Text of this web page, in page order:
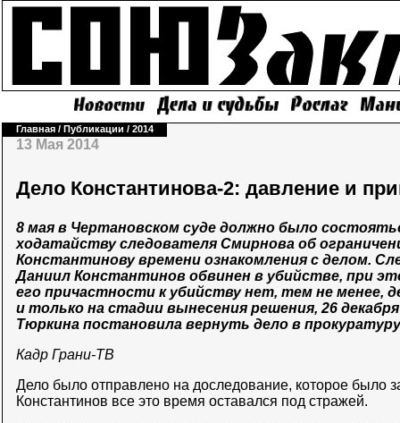
Главная / Публикации / 2014
13 Мая 2014
Дело Константинова-2: давление и
8 мая в Чертановском суде должно было
ходатайству следователя Смирнова об
Константинову времени ознакомления с делом.
Даниил Константинов обвинен в убийстве, при
его причастности к убийству нет, тем не менее,
и только на стадии вынесения решения, 26 декабря
Тюркина постановила вернуть дело в
Кадр Грани-ТВ
Дело было отправлено на доследование, которое было
Константинов все это время оставался под стражей.